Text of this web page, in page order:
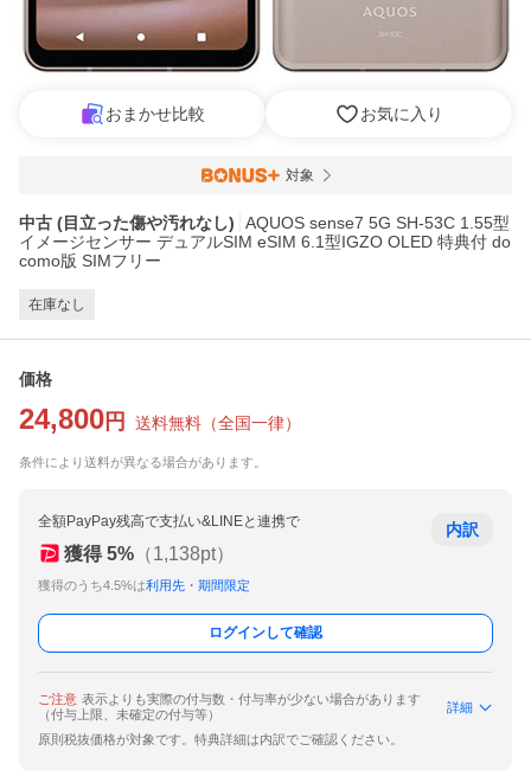
おまかせ比較 お気に入り
対象
中古 (目立った傷や汚れなし)
AQUOS sense7 5G SH-53C 1.55型
イメージセンサー デュアルSIM eSIM 6.1型IGZO OLED 特典付 do
como版 SIMフリー
在庫なし
価格
24,800 円 送料無料 （全国一律）
条件により送料が異なる場合があります。
全額PayPay残高で支払い&LINEと連携で
獲得 5% （1,138pt）
獲得のうち4.5%は利用先・期間限定
内訳
ログインして確認
ご注意 表示よりも実際の付与数・付与率が少ない場合があります
（付与上限、未確定の付与等）
詳細
原則税抜価格が対象です。特典詳細は内訳でご確認ください。